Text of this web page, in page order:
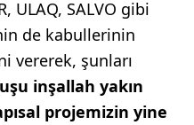
ULAQ, SALVO gibi
de kabullerinin
vererek, şunları
inşallah yakın
projemizin yine